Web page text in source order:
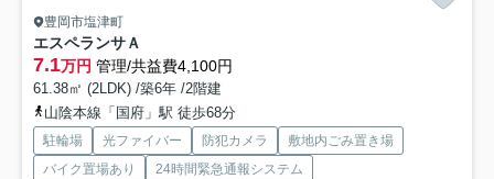
豊岡市塩津町
エスペランサＡ
7.1万円 管理/共益費4,100円
61.38㎡ (2LDK) /築6年 /2階建
山陰本線「国府」駅 徒歩68分
駐輪場 光ファイバー 防犯カメラ
敷地内ごみ置き場
バイク置場あり
24時間緊急通報システム